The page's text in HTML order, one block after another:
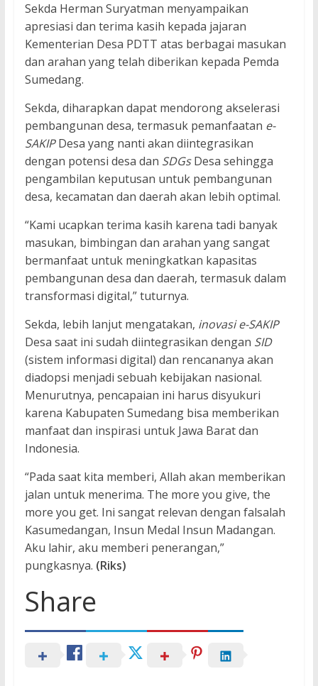
Sekda Herman Suryatman menyampaikan
apresiasi dan terima kasih kepada jajaran
Kementerian Desa PDTT atas berbagai masukan
dan arahan yang telah diberikan kepada Pemda
Sumedang.
Sekda, diharapkan dapat mendorong akselerasi
pembangunan desa, termasuk pemanfaatan e-
SAKIPDesa yang nanti akan diintegrasikan
dengan potensi desa dan SDGsDesa sehingga
pengambilan keputusan untuk pembangunan
desa, kecamatan dan daerah akan lebih optimal.
“Kami ucapkan terima kasih karena tadi banyak
masukan, bimbingan dan arahan yang sangat
bermanfaat untuk meningkatkan kapasitas
pembangunan desa dan daerah, termasuk dalam
transformasi digital,” tuturnya.
Sekda, lebih lanjut mengatakan, inovasi e-SAKIP
Desa saat ini sudah diintegrasikan dengan SID
(sistem informasi digital) dan rencananya akan
diadopsi menjadi sebuah kebijakan nasional.
Menurutnya, pencapaian ini harus disyukuri
karena Kabupaten Sumedang bisa memberikan
manfaat dan inspirasi untuk Jawa Barat dan
Indonesia.
“Pada saat kita memberi, Allah akan memberikan
jalan untuk menerima. The more you give, the
more you get. Ini sangat relevan dengan falsalah
Kasumedangan, Insun Medal Insun Madangan.
Aku lahir, aku memberi penerangan,”
pungkasnya. (Riks)
Share